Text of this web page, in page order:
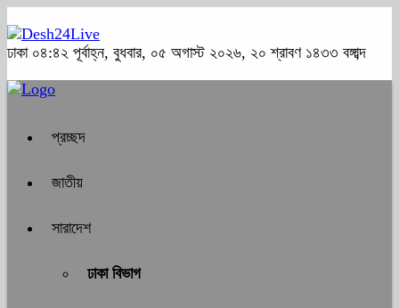
ঢাকা ০৪:৪২ পূর্বাহ্ন, বুধবার, ০৫ অগাস্ট ২০২৬, ২০ শ্রাবণ ১৪৩৩ বঙ্গাব্দ
প্রচ্ছদ
জাতীয়
সারাদেশ
ঢাকা বিভাগ